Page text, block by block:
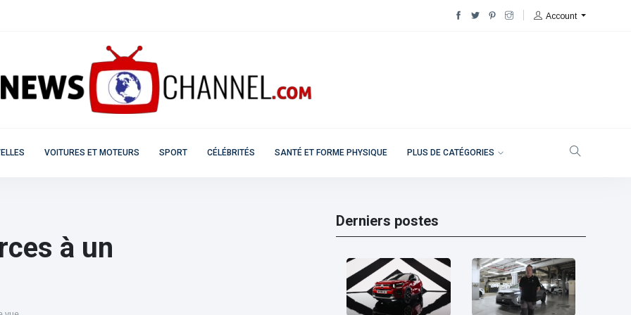
Account
VOITURES ET MOTEURS SPORT CÉLÉBRITÉS SANTÉ ET FORME PHYSIQUE PLUS DE CATÉGORIES
à un
Derniers postes